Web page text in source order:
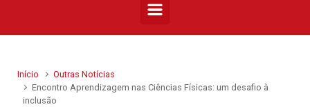
Início
Outras Notícias
Encontro Aprendizagem nas Ciências Físicas: um desafio à
inclusão